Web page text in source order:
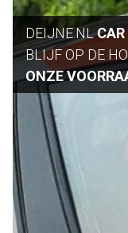
DEIJNE.NLCAR
BLIJF OP DE
ONZE